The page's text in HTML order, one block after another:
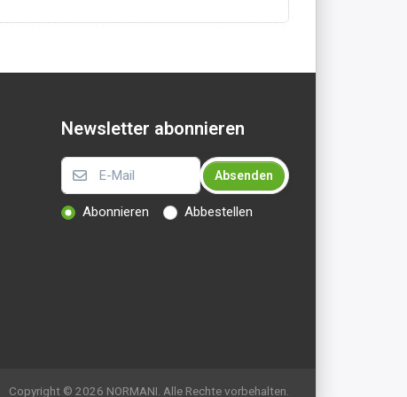
Newsletter abonnieren
Absenden
Abonnieren Abbestellen
Copyright © 2026 NORMANI. Alle Rechte vorbehalten.